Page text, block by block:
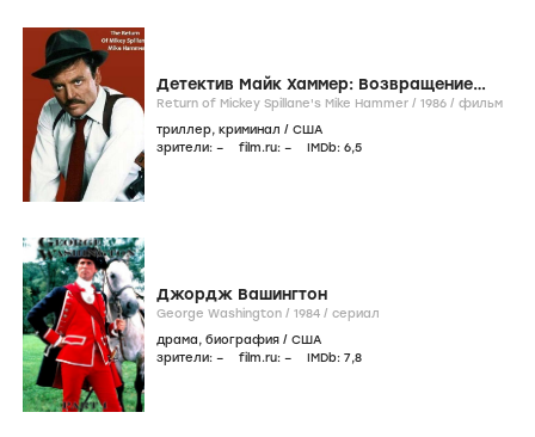
Детектив Майк Хаммер: Возвращение
Майка Хаммера
Return of Mickey Spillane's Mike Hammer / 1986 / фильм
триллер, криминал / США
зрители: – film.ru: – IMDb: 6,5
Джордж Вашингтон
George Washington / 1984 / сериал
драма, биография / США
зрители: – film.ru: – IMDb: 7,8